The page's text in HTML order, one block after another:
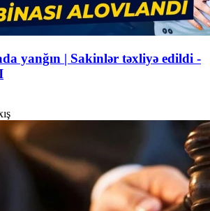
yanğın | Sakinlər təxliyə edildi -